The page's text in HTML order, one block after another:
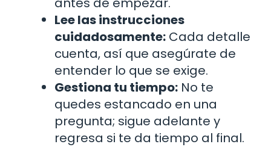
Lee las instrucciones
cuidadosamente: Cada detalle
cuenta, así que asegúrate de
entender lo que se exige.
Gestiona tu tiempo: No te
quedes estancado en una
pregunta; sigue adelante y
regresa si te da tiempo al final.